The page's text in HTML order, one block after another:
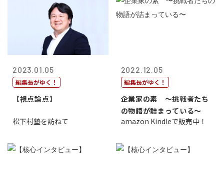
2023.01.05
編集長がゆく！
【視点論点】
松下村塾を訪ねて
2022.12.05
編集長がゆく！
企業家の素 〜挑戦者たち
の物語が詰まっている〜
amazon Kindleで販売中！